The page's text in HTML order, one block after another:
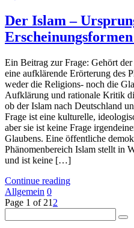
Der Islam –
Ein Beitrag zur Frage: Gehört
eine aufklärende Erörterung des
weder die Religions- noch die
Aufklärung und rationale Kritik
ob der Islam nach Deutschland
Frage ist eine kulturelle,
aber sie ist keine Frage
Glaubens. Eine öffentliche
Phänomenbereich Islam stellt in
und ist keine […]
Continue reading
Allgemein 0
Page 1 of 21 2